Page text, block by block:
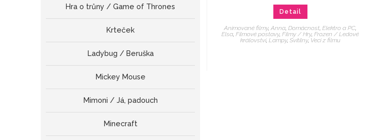
Detail
Animované filmy,Anna,Domácnost,Elektro a PC,
Elsa,Filmové postavy,Filmy / Hry,Frozen / Ledové
království, Lampy, Svítilny, Veci z filmu
Hra o trůny / Game of Thrones
Krteček
Ladybug / Beruška
Mickey Mouse
Mimoni / Já, padouch
Minecraft